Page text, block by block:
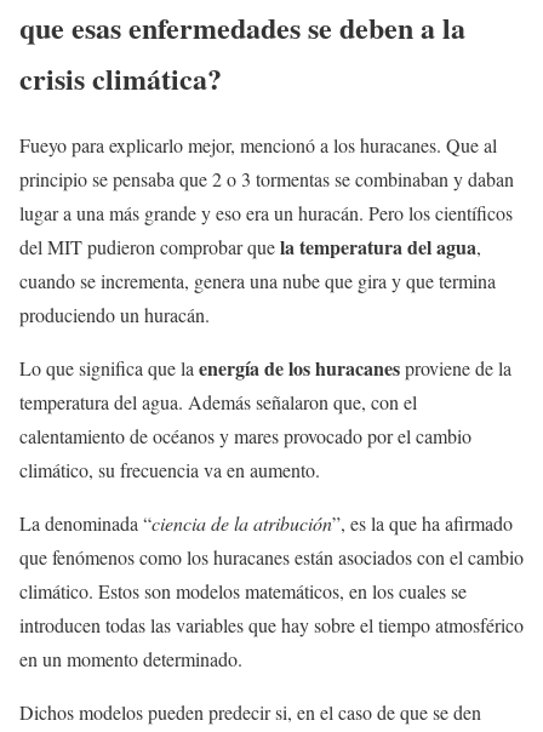
que esas enfermedades se deben a la
crisis climática?
Fueyo para explicarlo mejor, mencionó a los huracanes. Que al
principio se pensaba que 2 o 3 tormentas se combinaban y daban
lugar a una más grande y eso era un huracán. Pero los científicos
del MIT pudieron comprobar quela temperatura del agua,
cuando se incrementa, genera una nube que gira y que termina
produciendo un huracán.
Lo que significa que laenergía de los huracanesproviene de la
temperatura del agua. Además señalaron que, con el
calentamiento de océanos y mares provocado por el cambio
climático, su frecuencia va en aumento.
La denominada “ciencia de la atribución”, es la que ha afirmado
que fenómenos como los huracanes están asociados con el cambio
climático. Estos son modelos matemáticos, en los cuales se
introducen todas las variables que hay sobre el tiempo atmosférico
en un momento determinado.
Dichos modelos pueden predecir si, en el caso de que se den